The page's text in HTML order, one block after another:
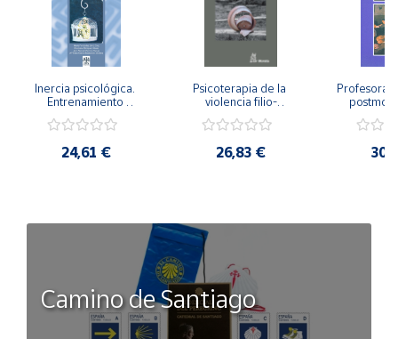
Inercia psicológica.
Entrenamiento
Igualdad de Género.
24,61 €
Psicoterapia de la
violencia filio-
secreto y la
26,83 €
Camino de Santiago